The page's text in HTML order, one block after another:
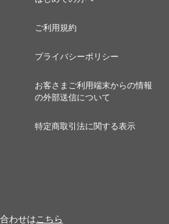
ご利用規約
プライバシーポリシー
お客さまご利用端末からの情報
の外部送信について
特定商取引法に関する表示
わせはこちら